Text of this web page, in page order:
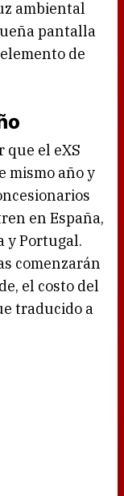
ambiental
pantalla
de
que el eXS
mismo año y
en España,
y Portugal.
comenzarán
el costo del
traducido a